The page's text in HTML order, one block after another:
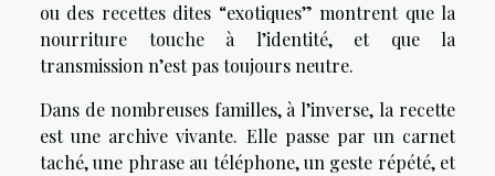
ou des recettes dites “exotiques” montrent que la
nourriture touche à l’identité, et que la
transmission n’est pas toujours neutre.
Dans de nombreuses familles, à l’inverse, la recette
est une archive vivante. Elle passe par un carnet
taché, une phrase au téléphone, un geste répété, et